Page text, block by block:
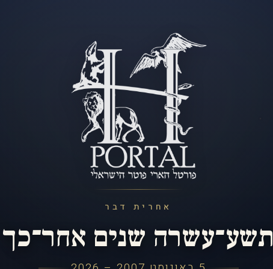
אחרית דבר
שנים אחר־כך